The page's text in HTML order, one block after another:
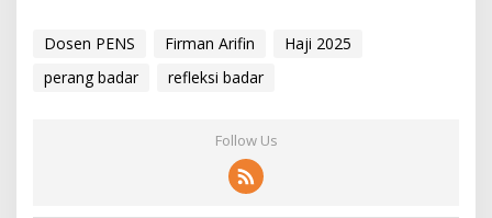
Dosen PENS Firman Arifin
Haji 2025
perang badar
refleksi badar
Follow Us